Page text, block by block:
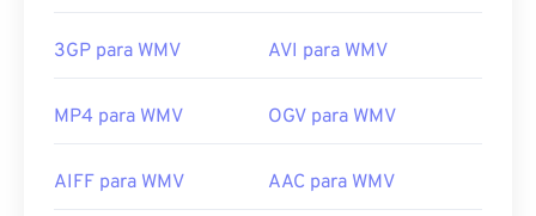
3GP para WMV AVI para WMV
MP4 para WMV OGV para WMV
AIFF para WMV AAC para WMV